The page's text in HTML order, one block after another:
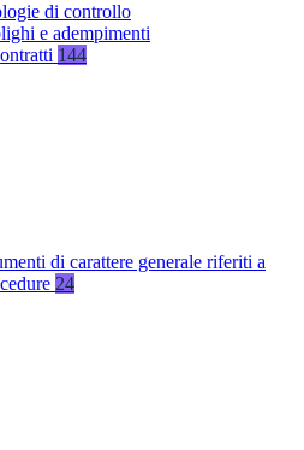
di controllo
e adempimenti
144
di carattere generale riferiti a
24